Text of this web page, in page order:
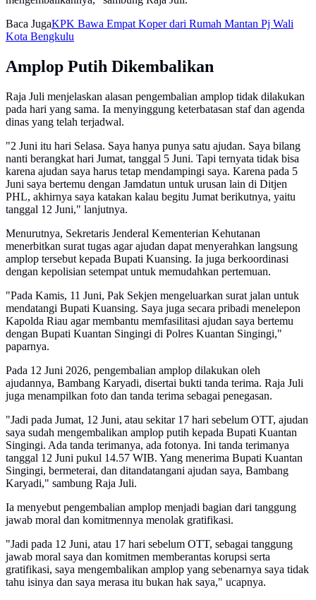
Baca JugaKPK Bawa Empat Koper dari Rumah Mantan Pj Wali
Kota Bengkulu
Amplop Putih Dikembalikan
Raja Juli menjelaskan alasan pengembalian amplop tidak dilakukan
pada hari yang sama. Ia menyinggung keterbatasan staf dan agenda
dinas yang telah terjadwal.
"2 Juni itu hari Selasa. Saya hanya punya satu ajudan. Saya bilang
nanti berangkat hari Jumat, tanggal 5 Juni. Tapi ternyata tidak bisa
karena ajudan saya harus tetap mendampingi saya. Karena pada 5
Juni saya bertemu dengan Jamdatun untuk urusan lain di Ditjen
PHL, akhirnya saya katakan kalau begitu Jumat berikutnya, yaitu
tanggal 12 Juni," lanjutnya.
Menurutnya, Sekretaris Jenderal Kementerian Kehutanan
menerbitkan surat tugas agar ajudan dapat menyerahkan langsung
amplop tersebut kepada Bupati Kuansing. Ia juga berkoordinasi
dengan kepolisian setempat untuk memudahkan pertemuan.
"Pada Kamis, 11 Juni, Pak Sekjen mengeluarkan surat jalan untuk
mendatangi Bupati Kuansing. Saya juga secara pribadi menelepon
Kapolda Riau agar membantu memfasilitasi ajudan saya bertemu
dengan Bupati Kuantan Singingi di Polres Kuantan Singingi,"
paparnya.
Pada 12 Juni 2026, pengembalian amplop dilakukan oleh
ajudannya, Bambang Karyadi, disertai bukti tanda terima. Raja Juli
juga menampilkan foto dan tanda terima sebagai penegasan.
"Jadi pada Jumat, 12 Juni, atau sekitar 17 hari sebelum OTT, ajudan
saya sudah mengembalikan amplop putih kepada Bupati Kuantan
Singingi. Ada tanda terimanya, ada fotonya. Ini tanda terimanya
tanggal 12 Juni pukul 14.57 WIB. Yang menerima Bupati Kuantan
Singingi, bermeterai, dan ditandatangani ajudan saya, Bambang
Karyadi," sambung Raja Juli.
Ia menyebut pengembalian amplop menjadi bagian dari tanggung
jawab moral dan komitmennya menolak gratifikasi.
"Jadi pada 12 Juni, atau 17 hari sebelum OTT, sebagai tanggung
jawab moral saya dan komitmen memberantas korupsi serta
gratifikasi, saya mengembalikan amplop yang sebenarnya saya tidak
tahu isinya dan saya merasa itu bukan hak saya," ucapnya.